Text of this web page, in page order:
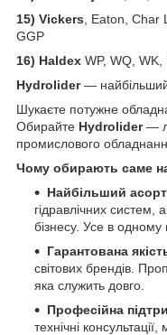
15) Vickers , Eaton, Char
GGP
16) Haldex WP, WQ,
Hydrolider— найбільший
Шукаєте потужне
Обирайте Hydrolider—
промислового
Чому обирають саме
Найбільший
гідравлічних систем,
бізнесу. Усе в одному
Гарантована
світових брендів.
яка служить довго.
Професійна
технічні